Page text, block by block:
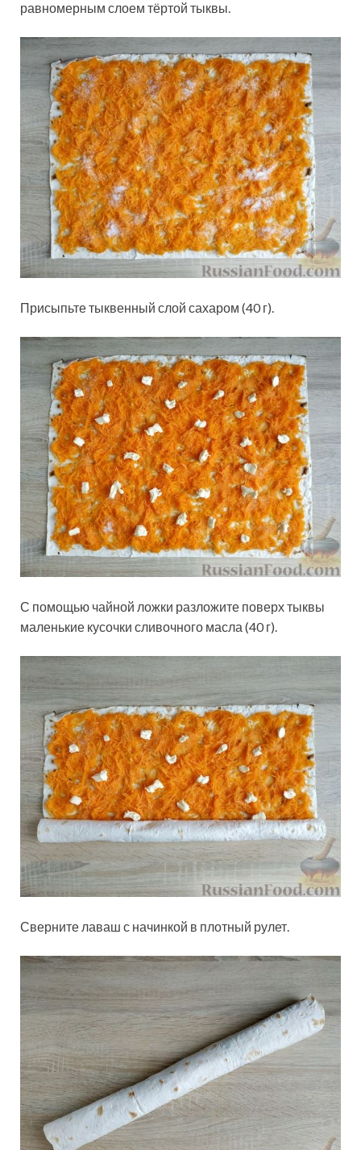
равномерным слоем тёртой тыквы.
Присыпьте тыквенный слой сахаром (40 г).
С помощью чайной ложки разложите поверх тыквы
маленькие кусочки сливочного масла (40 г).
Сверните лаваш с начинкой в плотный рулет.